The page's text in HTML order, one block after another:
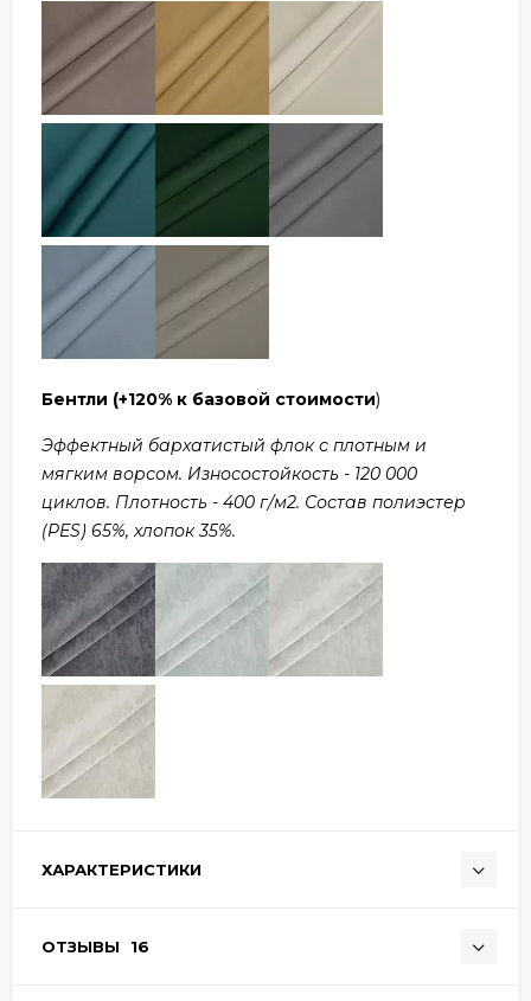
Бентли (+120% к базовой стоимости)
Эффектный бархатистый флок с плотным и
мягким ворсом. Износостойкость - 120 000
циклов. Плотность - 400 г/м2. Состав полиэстер
(PES) 65%, хлопок 35%.
ХАРАКТЕРИСТИКИ
ОТЗЫВЫ 16